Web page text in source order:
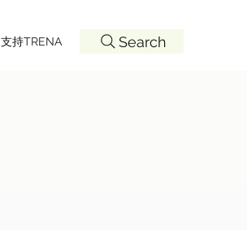
支持TRENA Search